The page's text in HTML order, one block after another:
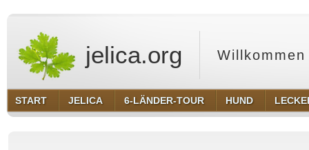
jelica.org
START JELICA 6-LÄNDER-TOUR HUND